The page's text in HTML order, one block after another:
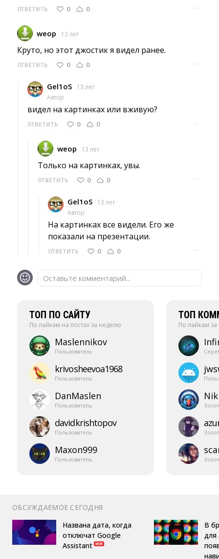
ОТВЕТИТЬ 0 0 ···
weop 13 лет
Круто, но этот джостик я видел ранее.
ОТВЕТИТЬ 0 0 ···
Gel1oS
13 лет
Автор
видел на картинках или вживую?
ОТВЕТИТЬ 0 0 ···
weop 13 лет
Только на картинках, увы.
ОТВЕТИТЬ 0 0 ···
Gel1oS
13 лет
Автор
На картинках все видели. Его же
показали на презентации.
ОТВЕТИТЬ 0 0 ···
Оставьте комментарий...
ТОП ПО САЙТУ
По лайкам на постах за неделю
Maslennikov
Пользователь
krivosheevoa1968
Пользователь
DanMaslen
Пользователь
davidkrishtopov
Пользователь
Maxon999
Пользователь
ТОП
По лайкам
ОБСУЖДАЕМОЕ СЕГОДНЯ
Названа дата, когда
отключат Google
Assistant
В
для